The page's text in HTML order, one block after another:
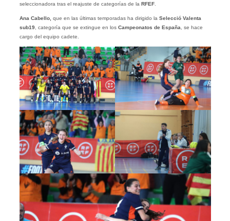
seleccionadora tras el reajuste de categorías de la RFEF.
Ana Cabello, que en las últimas temporadas ha dirigido la Selecció Valenta
sub19, categoría que se extingue en los Campeonatos de España , se hace
cargo del equipo cadete.